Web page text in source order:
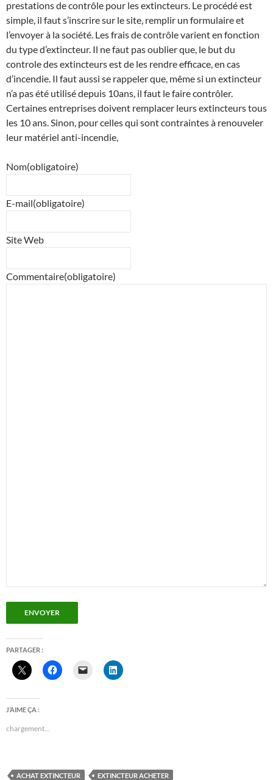
prestations de contrôle pour les extincteurs. Le procédé est
simple, il faut s’inscrire sur le site, remplir un formulaire et
l’envoyer à la société. Les frais de contrôle varient en fonction
du type d’extincteur. Il ne faut pas oublier que, le but du
controle des extincteurs est de les rendre efficace, en cas
d’incendie. Il faut aussi se rappeler que, même si un extincteur
n’a pas été utilisé depuis 10ans, il faut le faire contrôler.
Certaines entreprises doivent remplacer leurs extincteurs tous
les 10 ans. Sinon, pour celles qui sont contraintes à renouveler
leur matériel anti-incendie,
Nom(obligatoire)
E-mail(obligatoire)
Site Web
Commentaire(obligatoire)
ENVOYER
PARTAGER :
J’AIME ÇA :
chargement…
ACHAT EXTINCTEUR
EXTINCTEUR ACHETER